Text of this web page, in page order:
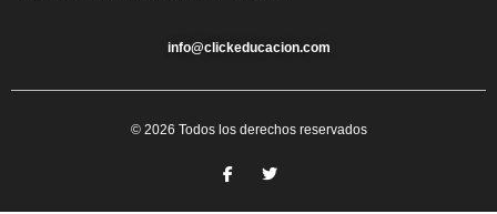
info@clickeducacion.com
© 2026 Todos los derechos reservados